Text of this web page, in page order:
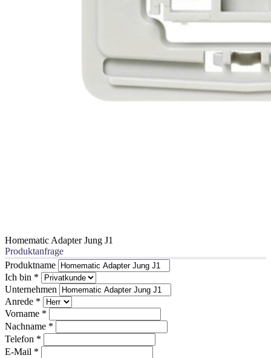
Homematic Adapter Jung J1
Produktanfrage
Produktname
Ich bin *
Unternehmen
Anrede *
Vorname *
Nachname *
Telefon *
E-Mail *